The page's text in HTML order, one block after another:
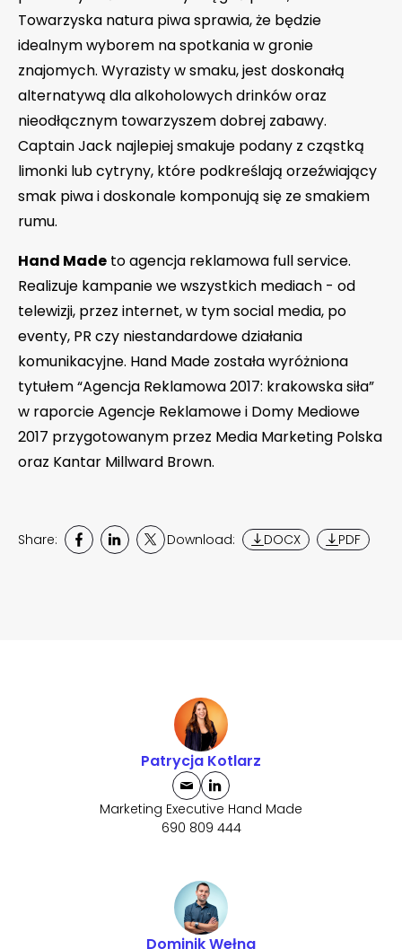
Towarzyska natura piwa sprawia, że będzie
idealnym wyborem na spotkania w gronie
znajomych. Wyrazisty w smaku, jest doskonałą
alternatywą dla alkoholowych drinków oraz
nieodłącznym towarzyszem dobrej zabawy.
Captain Jack najlepiej smakuje podany z cząstką
limonki lub cytryny, które podkreślają orzeźwiający
smak piwa i doskonale komponują się ze smakiem
rumu.
Hand Made to agencja reklamowa full service.
Realizuje kampanie we wszystkich mediach - od
telewizji, przez internet, w tym social media, po
eventy, PR czy niestandardowe działania
komunikacyjne. Hand Made została wyróżniona
tytułem “Agencja Reklamowa 2017: krakowska siła”
w raporcie Agencje Reklamowe i Domy Mediowe
2017 przygotowanym przez Media Marketing Polska
oraz Kantar Millward Brown.
Share: Download: DOCX PDF
Patrycja Kotlarz
Marketing Executive Hand Made
690 809 444
Dominik Wełna